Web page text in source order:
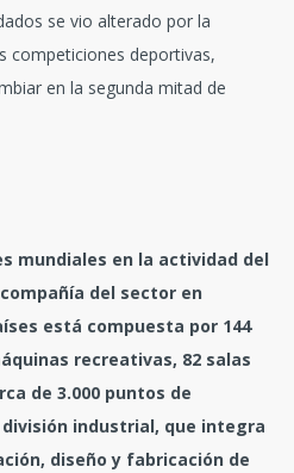
se vio alterado por la
competiciones deportivas,
en la segunda mitad de
mundiales en la actividad del
del sector en
está compuesta por 144
recreativas, 82 salas
de 3.000 puntos de
industrial, que integra
diseño y fabricación de